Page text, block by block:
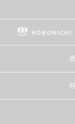
HOBONICHI